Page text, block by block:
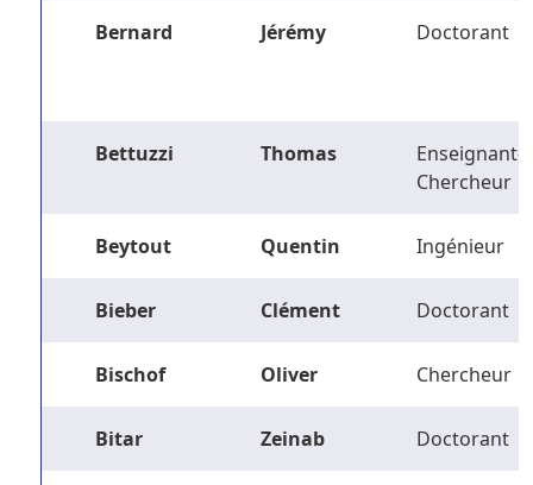
Bernard Jérémy Doctorant
Bettuzzi Thomas
Enseignant-
Chercheur
Beytout Quentin Ingénieur
Bieber Clément Doctorant
Bischof Oliver Chercheur
Bitar Zeinab Doctorant